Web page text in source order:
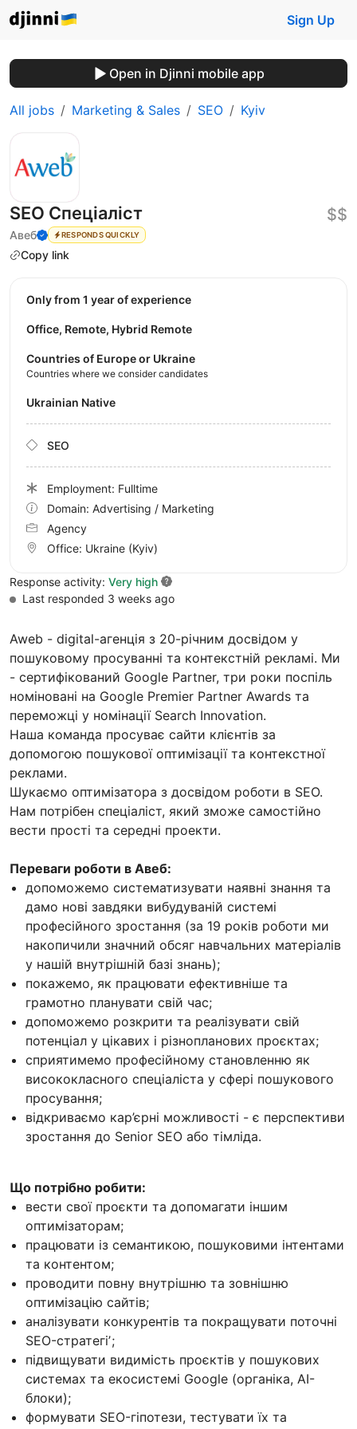
Sign Up
Open in Djinni mobile app
All jobs Marketing & Sales SEO Kyiv
SEO Спеціаліст
Авеб RESPONDS QUICKLY
Copy link
$$
Awеb - digital-агенція з 20-річним досвідом у
пошуковому просуванні та контекстній рекламі. Ми
- сертифікований Google Partner, три роки поспіль
номіновані на Google Premier Partner Awards та
переможці у номінації Search Innovation.
Наша команда просуває сайти клієнтів за
допомогою пошукової оптимізації та контекстної
реклами.
Шукаємо оптимізатора з досвідом роботи в SEO.
Нам потрібен спеціаліст, який зможе самостійно
вести прості та середні проекти.
Переваги роботи в Авеб:
допоможемо систематизувати наявні знання та
дамо нові завдяки вибудуваній системі
професійного зростання (за 19 років роботи ми
накопичили значний обсяг навчальних матеріалів
у нашій внутрішній базі знань);
покажемо, як працювати ефективніше та
грамотно планувати свій час;
допоможемо розкрити та реалізувати свій
потенціал у цікавих і різнопланових проєктах;
сприятимемо професійному становленню як
висококласного спеціаліста у сфері пошукового
просування;
відкриваємо кар’єрні можливості - є перспективи
зростання до Senior SEO або тімліда.
Що потрібно робити:
вести свої проєкти та допомагати іншим
оптимізаторам;
працювати із семантикою, пошуковими інтентами
та контентом;
проводити повну внутрішню та зовнішню
оптимізацію сайтів;
аналізувати конкурентів та покращувати поточні
SEO-стратегіʼ;
підвищувати видимість проєктів у пошукових
системах та екосистемі Google (органіка, AI-
блоки);
формувати SEO-гіпотези, тестувати їх та
Only from 1 year of experience
Office, Remote, Hybrid Remote
Countries of Europe or Ukraine
Countries where we consider candidates
Ukrainian Native
SEO
Employment: Fulltime
Domain: Advertising / Marketing
Agency
Office: Ukraine (Kyiv)
Response activity: Very high
Last responded 3 weeks ago